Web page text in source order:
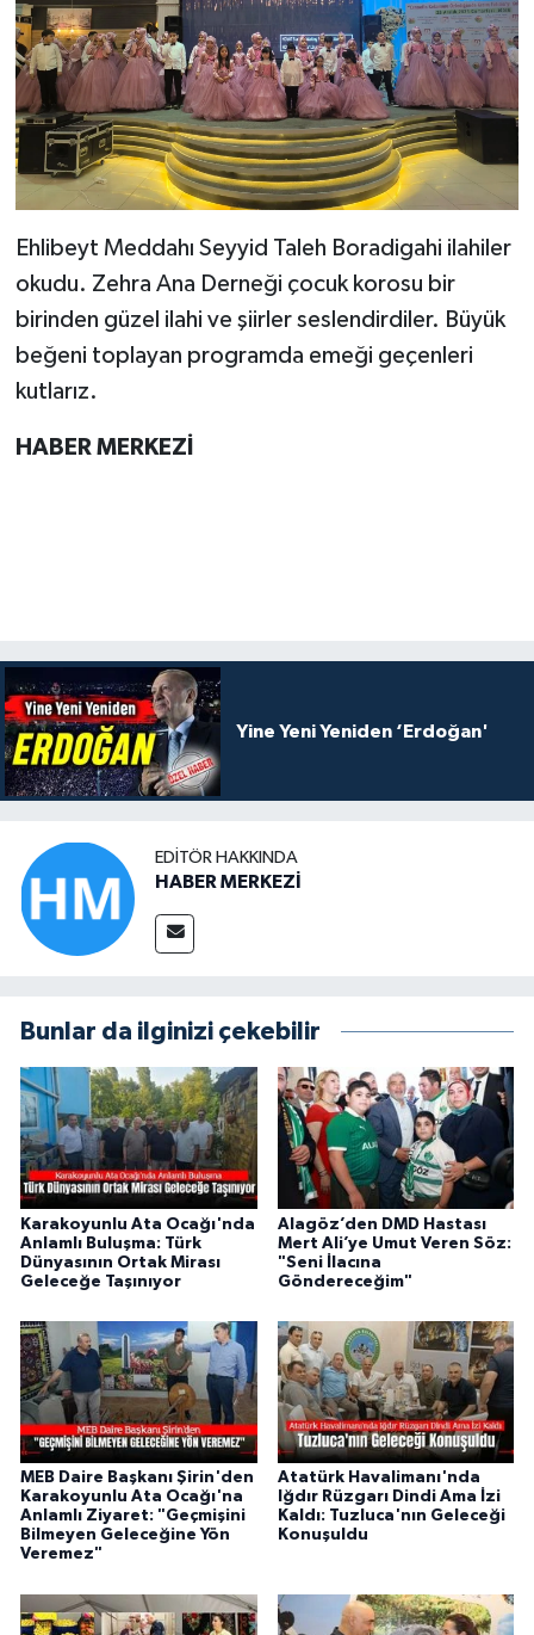
Ehlibeyt Meddahı Seyyid Taleh Boradigahi ilahiler
okudu. Zehra Ana Derneği çocuk korosu bir
birinden güzel ilahi ve şiirler seslendirdiler. Büyük
beğeni toplayan programda emeği geçenleri
kutlarız.
HABER MERKEZİ
Yine Yeni Yeniden ‘Erdoğan'
EDITÖR HAKKINDA
HABER MERKEZİ
Bunlar da ilginizi çekebilir
Karakoyunlu Ata Ocağı'nda
Anlamlı Buluşma: Türk
Dünyasının Ortak Mirası
Geleceğe Taşınıyor
Alagöz’den DMD Hastası
Mert Ali’ye Umut Veren Söz:
"Seni İlacına
Göndereceğim"
MEB Daire Başkanı Şirin'den
Karakoyunlu Ata Ocağı'na
Anlamlı Ziyaret: "Geçmişini
Bilmeyen Geleceğine Yön
Veremez"
Atatürk Havalimanı'nda
Iğdır Rüzgarı Dindi Ama İzi
Kaldı: Tuzluca'nın Geleceği
Konuşuldu